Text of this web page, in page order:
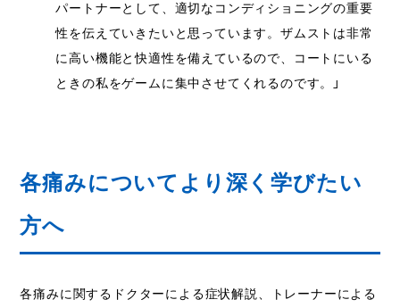
パートナーとして、適切なコンディショニングの重要
性を伝えていきたいと思っています。ザムストは非常
に高い機能と快適性を備えているので、コートにいる
ときの私をゲームに集中させてくれるのです。」
各痛みについてより深く学びたい
方へ
各痛みに関するドクターによる症状解説、トレーナーによる